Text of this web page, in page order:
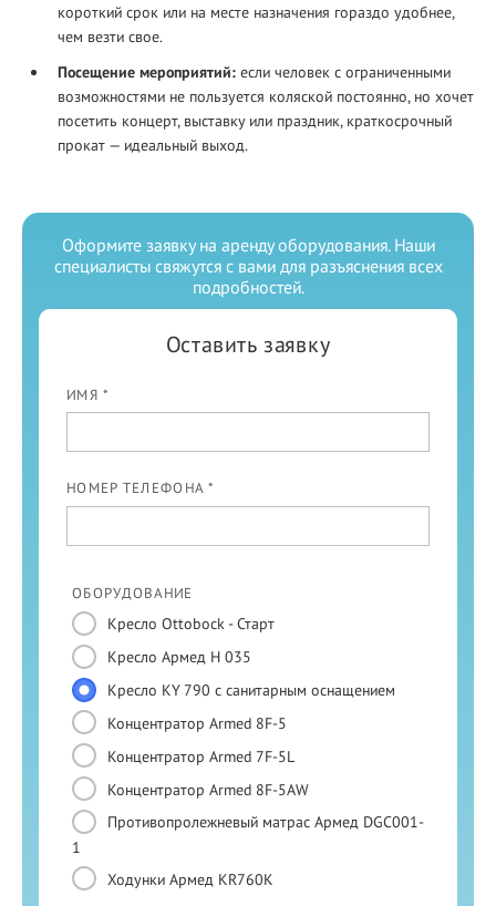
короткий срок или на месте назначения гораздо удобнее,
чем везти свое.
Посещение мероприятий: если человек с ограниченными
возможностями не пользуется коляской постоянно, но хочет
посетить концерт, выставку или праздник, краткосрочный
прокат — идеальный выход.
Оформите заявку на аренду оборудования. Наши
специалисты свяжутся с вами для разъяснения всех
подробностей.
Оставить заявку
ИМЯ *
НОМЕР ТЕЛЕФОНА *
ОБОРУДОВАНИЕ
Кресло Ottobock - Старт
Кресло Армед H 035
Кресло KY 790 с санитарным оснащением
Концентратор Armed 8F-5
Концентратор Armed 7F-5L
Концентратор Armed 8F-5AW
Противопролежневый матрас Армед DGC001-
1
Ходунки Армед KR760K